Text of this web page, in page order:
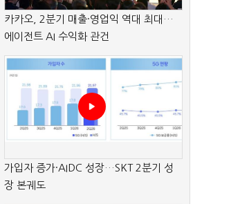
카카오, 2분기 매출·영업익 역대 최대…
에이전트 AI 수익화 관건
가입자 증가·AIDC 성장…SKT 2분기 성
장 본궤도